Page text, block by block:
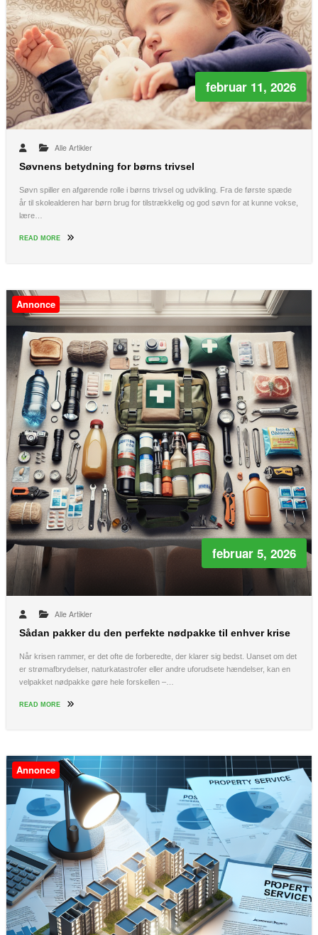
februar 11, 2026
Alle Artikler
Søvnens betydning for børns trivsel
Søvn spiller en afgørende rolle i børns trivsel og udvikling. Fra de første spæde
år til skolealderen har børn brug for tilstrækkelig og god søvn for at kunne vokse,
lære…
READ MORE
Annonce
februar 5, 2026
Alle Artikler
Sådan pakker du den perfekte nødpakke til enhver krise
Når krisen rammer, er det ofte de forberedte, der klarer sig bedst. Uanset om det
er strømafbrydelser, naturkatastrofer eller andre uforudsete hændelser, kan en
velpakket nødpakke gøre hele forskellen –…
READ MORE
Annonce